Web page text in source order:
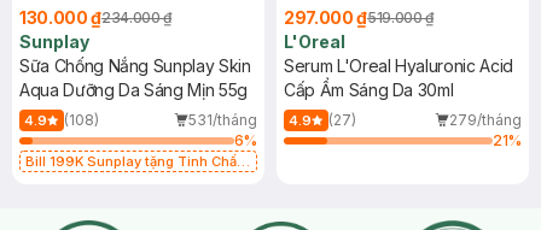
130.000 ₫234.000 ₫
Sunplay
Sữa Chống Nắng Sunplay Skin
Aqua Dưỡng Da Sáng Mịn 55g
4.9 (108)
531/tháng
6%
Bill 199K Sunplay tặng Tinh Chất
297.000 ₫519.000 ₫
L'Oreal
Serum L'Oreal Hyaluronic Acid
Cấp Ẩm Sáng Da 30ml
4.9 (27)
279/tháng
21%